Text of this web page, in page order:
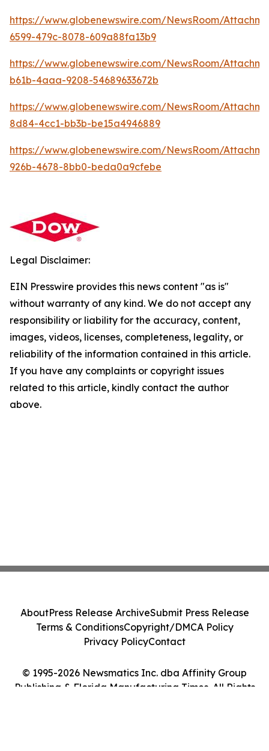
https://www.globenewswire.com/NewsRoom/
6599-479c-8078-609a88fa13b9
https://www.globenewswire.com/NewsRoom/
b61b-4aaa-9208-54689633672b
https://www.globenewswire.com/NewsRoom/
8d84-4cc1-bb3b-be15a4946889
https://www.globenewswire.com/NewsRoom/
926b-4678-8bb0-beda0a9cfebe
Legal Disclaimer:
EIN Presswire provides this news content "as is"
without warranty of any kind. We do not accept any
responsibility or liability for the accuracy, content,
images, videos, licenses, completeness, legality, or
reliability of the information contained in this article.
If you have any complaints or copyright issues
related to this article, kindly contact the author
above.
© 1995-2026 Newsmatics Inc. dba Affinity Group
Publishing & Florida Manufacturing Times. All Rights
AboutPress Release ArchiveSubmit Press Release
Terms & ConditionsCopyright/DMCA Policy
Privacy PolicyContact